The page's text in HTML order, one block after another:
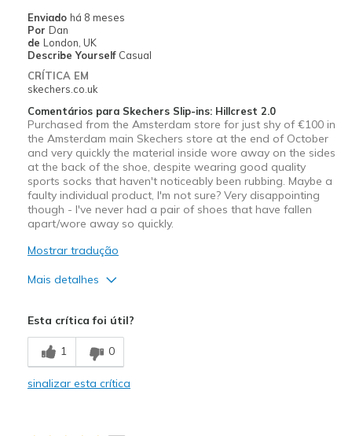
Enviado há 8 meses
Por Dan
de London, UK
Describe Yourself Casual
CRÍTICA EM
skechers.co.uk
Comentários para Skechers Slip-ins: Hillcrest 2.0
Purchased from the Amsterdam store for just shy of €100 in
the Amsterdam main Skechers store at the end of October
and very quickly the material inside wore away on the sides
at the back of the shoe, despite wearing good quality
sports socks that haven't noticeably been rubbing. Maybe a
faulty individual product, I'm not sure? Very disappointing
though - I've never had a pair of shoes that have fallen
apart/wore away so quickly.
Mostrar tradução
Mais detalhes
Wear Out Quickly
Esta crítica foi útil?
1 0
sinalizar esta crítica